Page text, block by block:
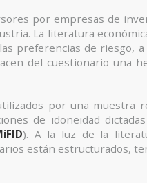
por empresas de
La literatura
preferencias de riesgo,
del cuestionario una
por una muestra
de idoneidad
). A la luz de la
están estructurados,